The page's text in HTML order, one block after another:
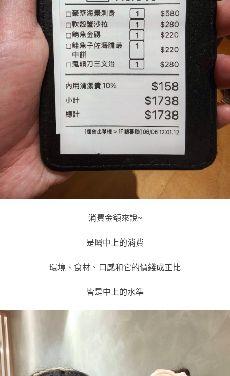
消費金額來說~
是屬中上的消費
環境、食材、口感和它的價錢成正比
皆是中上的水準